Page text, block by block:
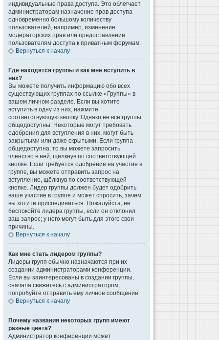
индивидуальные права доступа. Это облегчает
администраторам назначение прав доступа
одновременно большому количеству
пользователей, например, изменение
модераторских прав или предоставление
пользователям доступа к приватным форумам.
Вернуться к началу
Где находятся группы и как мне вступить в
них?
Вы можете получить информацию обо всех
существующих группах по ссылке «Группы» в
вашем личном разделе. Если вы хотите
вступить в одну из них, нажмите
соответствующую кнопку. Однако не все группы
общедоступны. Некоторые могут требовать
одобрения для вступления в них, могут быть
закрытыми или даже скрытыми. Если группа
общедоступна, то вы можете запросить
членство в ней, щёлкнув по соответствующей
кнопке. Если требуется одобрение на участие в
группе, вы можете отправить запрос на
вступление, щёлкнув по соответствующей
кнопке. Лидер группы должен будет одобрить
ваше участие в группе и может спросить, зачем
вы хотите присоединиться. Пожалуйста, не
беспокойте лидера группы, если он отклонил
ваш запрос; у него могут быть для этого свои
причины.
Вернуться к началу
Как мне стать лидером группы?
Лидеры групп обычно назначаются при их
создании администраторами конференции.
Если вы заинтересованы в создании группы,
сначала свяжитесь с администратором;
попробуйте отправить ему личное сообщение.
Вернуться к началу
Почему названия некоторых групп имеют
разные цвета?
Администратор конференции может